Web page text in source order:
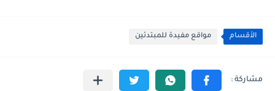
الأقسام مواقع مفيدة للمبتدئين